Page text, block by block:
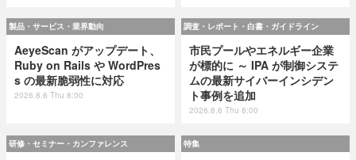
製品・サービス・業界動向
AeyeScan がアップデート、
Ruby on Rails や WordPres
s の最新脆弱性に対応
2026.8.6 Thu 8:00
調査・レポート・白書・ガイドライン
市民プールやエネルギー企業
が標的に ～ IPA が制御システ
ムの最新サイバーインシデン
ト事例を追加
2026.8.6 Thu 8:00
研修・セミナー・カンファレンス 特集